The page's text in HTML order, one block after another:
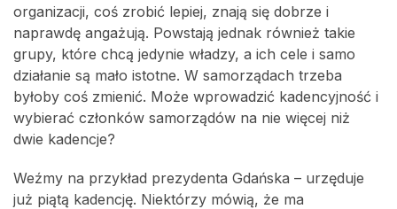
organizacji, coś zrobić lepiej, znają się dobrze i
naprawdę angażują. Powstają jednak również takie
grupy, które chcą jedynie władzy, a ich cele i samo
działanie są mało istotne. W samorządach trzeba
byłoby coś zmienić. Może wprowadzić kadencyjność i
wybierać członków samorządów na nie więcej niż
dwie kadencje?
Weźmy na przykład prezydenta Gdańska – urzęduje
już piątą kadencję. Niektórzy mówią, że ma